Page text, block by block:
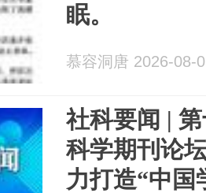
眠。
慕容洞唐 2026-08-
社科要闻 |
科学期刊论
力打造“中国